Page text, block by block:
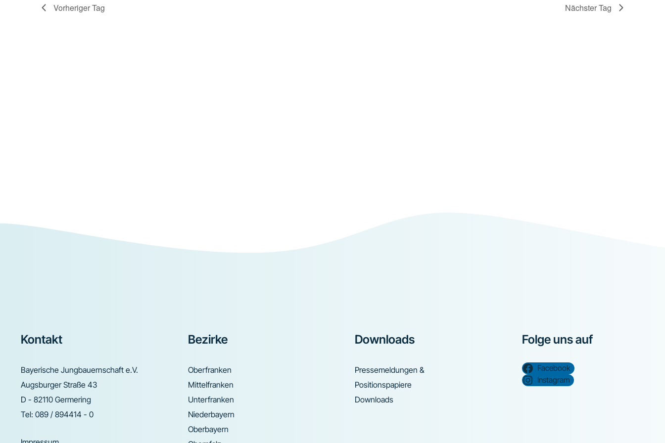
August,
Vorheriger Tag Nächster Tag
Footer
Kontakt
Bayerische Jungbauernschaft e.V.
Augsburger Straße 43
D - 82110 Germering
Tel: 089 / 894414 - 0
Bezirke
Oberfranken
Mittelfranken
Unterfranken
Niederbayern
Oberbayern
Downloads
Pressemeldungen &
Positionspapiere
Downloads
Folge uns auf
Facebook
Instagram